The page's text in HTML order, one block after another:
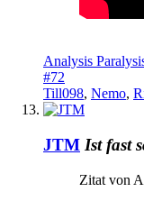
Analysis
#72
Till098, Nemo,
JTM Ist fast
Zitat von